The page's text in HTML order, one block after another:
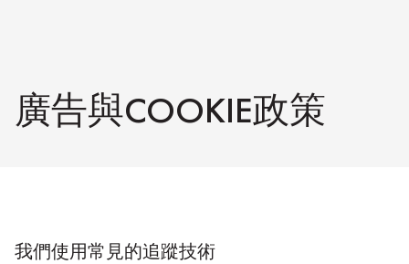
廣告與COOKIE政策
我們使用常見的追蹤技術